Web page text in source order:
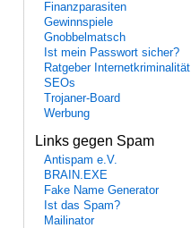
Finanzparasiten
Gewinnspiele
Gnobbelmatsch
Ist mein Passwort sicher?
Ratgeber Internetkriminalität
SEOs
Trojaner-Board
Werbung
Links gegen Spam
Antispam e.V.
BRAIN.EXE
Fake Name Generator
Ist das Spam?
Mailinator